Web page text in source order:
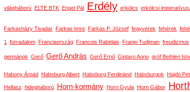
világháború ELTE BTK Engel Pál Erdély erkölcs erkölcsi
Farkasházy Tivadar Farkas Imre Farkas P. József fegyverek fehérek
1 forradalom Franciaország Francois Rabelais Franjo Tudjman freudizmus
germánok Gerő Gerő András Gerő Ernő Gintaro Aono gróf Bethlen
Habony Árpád Habsburg Albert Habsburg Ferdinánd Habsburgok Hajdú
Hellasz hidegháború Horn-kormány Horn Gyula Horn Gábor